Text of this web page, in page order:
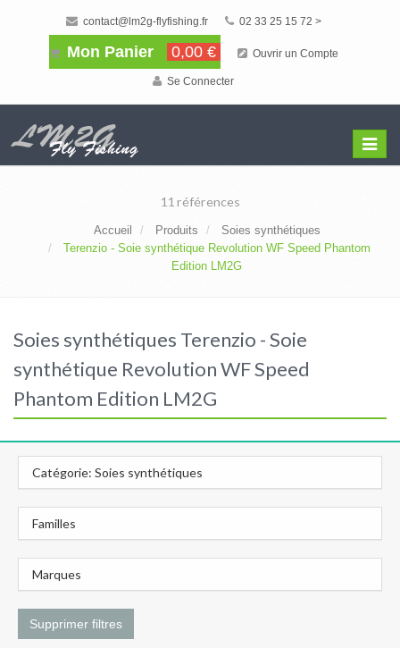
contact@lm2g-flyfishing.fr 02 33 25 15 72 >
Mon Panier 0,00 € Ouvrir un Compte
Se Connecter
Menu
11 références
Accueil Produits
Soies synthétiques
Terenzio - Soie synthétique Revolution WF Speed Phantom
Edition LM2G
Soies synthétiques Terenzio - Soie
synthétique Revolution WF Speed
Phantom Edition LM2G
Catégorie: Soies synthétiques
Familles
Marques
Supprimer filtres